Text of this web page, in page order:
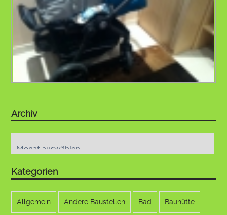
Archiv
Kategorien
Allgemein Andere Baustellen Bad Bauhütte